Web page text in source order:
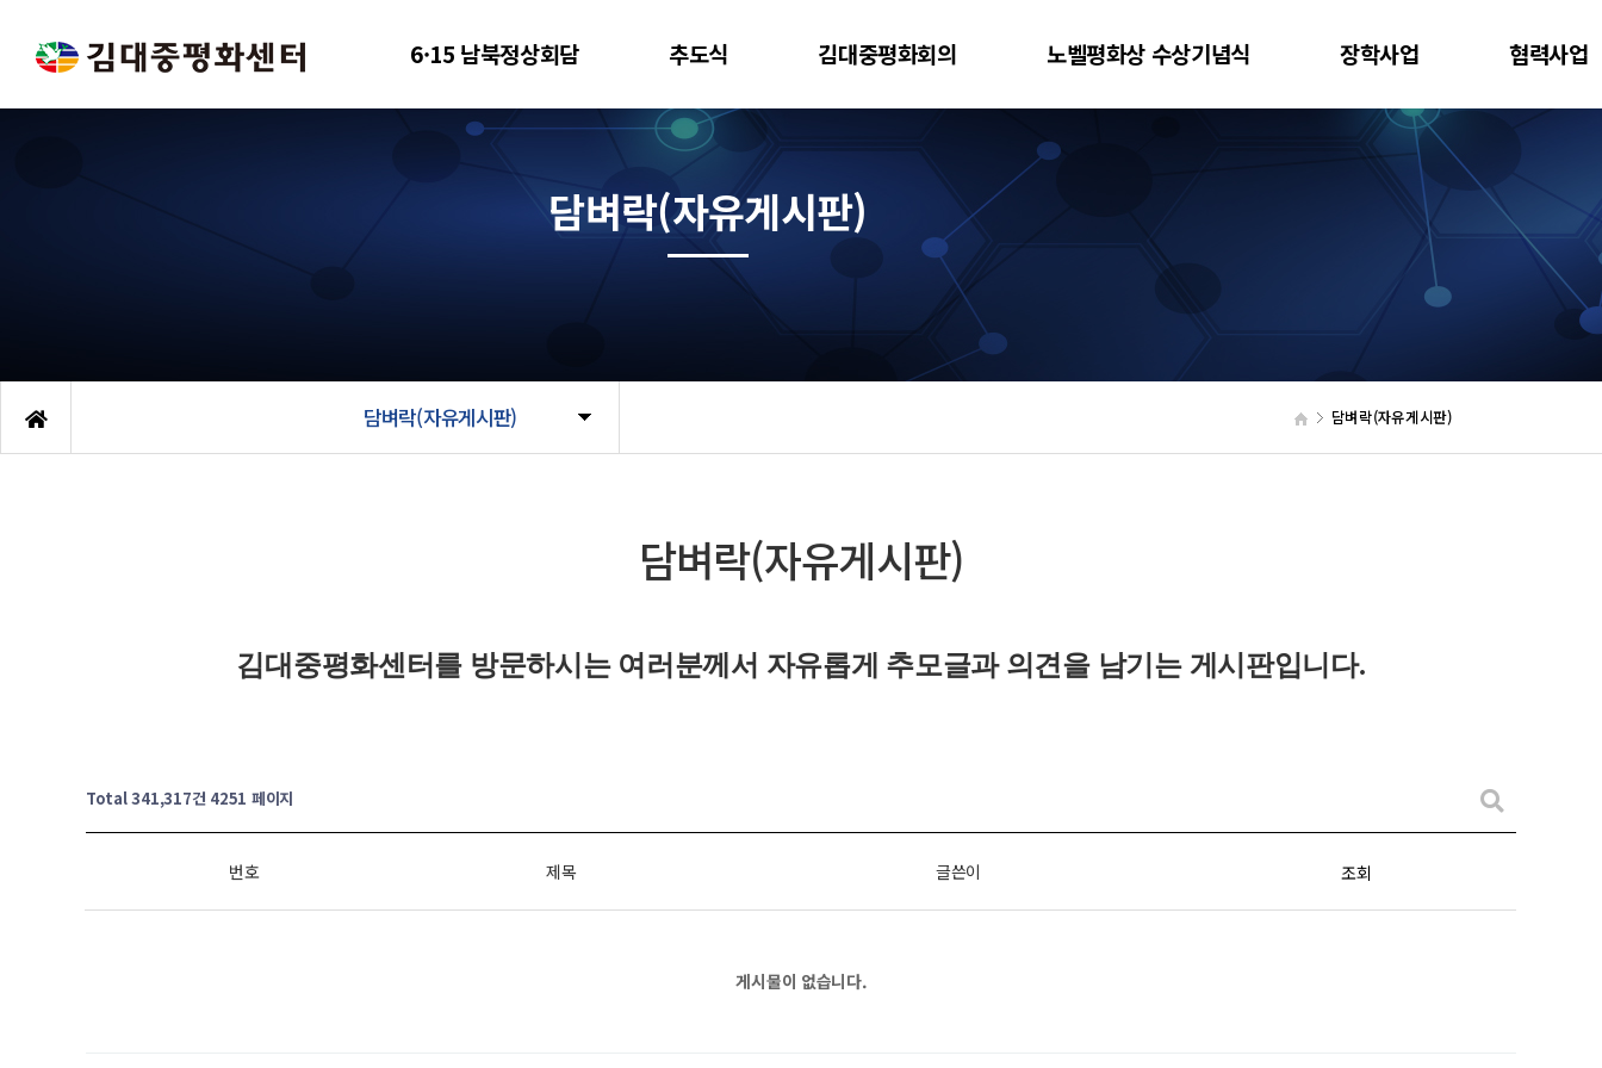
6·15 남북정상회담 추도식 김대중평화회의 노벨평화상 수상기념식 장학사업 협력사업
담벼락(자유게시판) 담벼락(자유게시판)
담벼락(자유게시판)
담벼락(자유게시판)
김대중평화센터를 방문하시는 여러분께서 자유롭게 추모글과의견을 남기는 게시판입니다.
Total 341,317건4251 페이지
번호 제목 글쓴이 조회
게시물이 없습니다.